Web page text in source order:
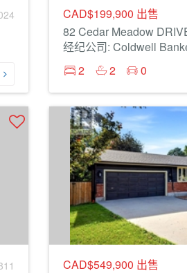
CAD$199,900 出售
82 Cedar Meadow
经纪公司: Coldwell
2
2 0
CAD$549,900 出售